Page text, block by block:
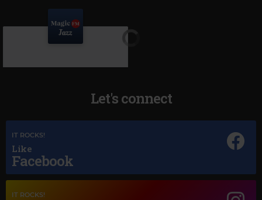
Magic Jazz
NAT KING COLE UNFORGETTABLE
Let's connect
IT ROCKS!
Like
Facebook
IT ROCKS!